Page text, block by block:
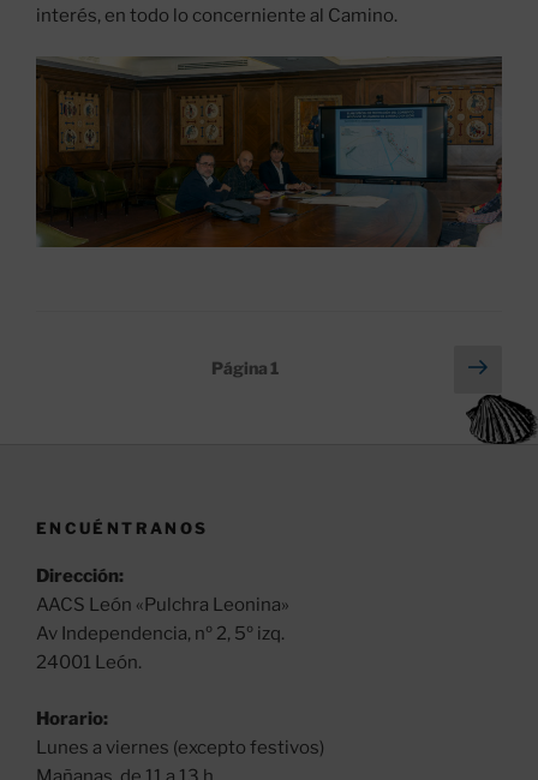
interés, en todo lo concerniente al Camino.
Página 1
ENCUÉNTRANOS
Dirección:
AACS León «Pulchra Leonina»
Av Independencia, nº 2, 5º izq.
24001 León.
Horario:
Lunes a viernes (excepto festivos)